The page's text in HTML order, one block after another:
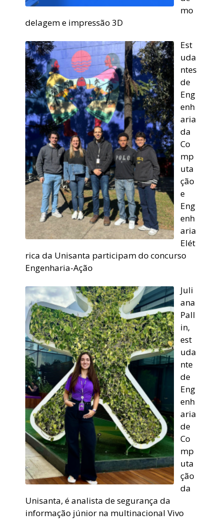
mo
delagem e impressão 3D
Est
uda
ntes
de
Eng
enh
aria
da
Co
mp
uta
ção
e
Eng
enh
aria
Elét
rica da Unisanta participam do concurso
Engenharia-Ação
Juli
ana
Pall
in,
est
uda
nte
de
Eng
enh
aria
de
Co
mp
uta
ção
da
Unisanta, é analista de segurança da
informação júnior na multinacional Vivo